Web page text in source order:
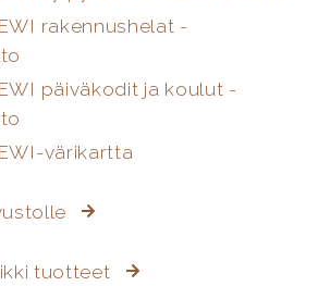
rakennushelat -
päiväkodit ja koulut -
värikartta
tuotteet